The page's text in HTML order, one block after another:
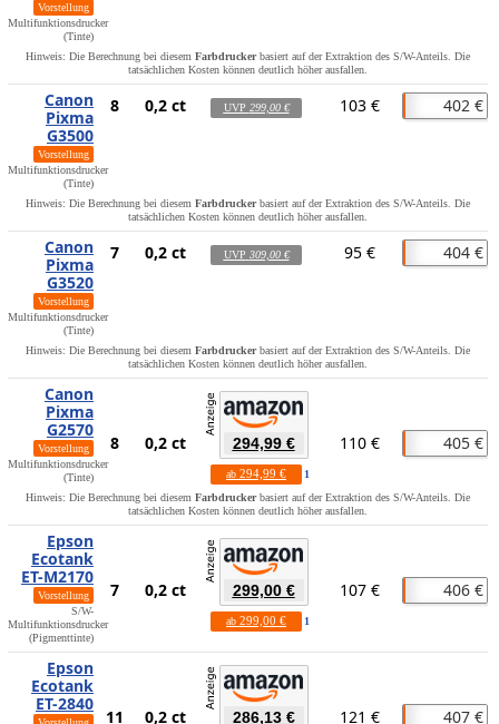
Vorstellung
Multifunktionsdrucker
(Tinte)
Hinweis: Die Berechnung bei diesem Farbdruckerbasiert auf der Extraktion des S/W-Anteils. Die
tatsächlichen Kosten können deutlich höher ausfallen.
Canon
Pixma
G3500
Vorstellung
Multifunktionsdrucker
(Tinte)
8 0,2 ct UVP 299,00 € 103 € 402 €
Hinweis: Die Berechnung bei diesem Farbdruckerbasiert auf der Extraktion des S/W-Anteils. Die
tatsächlichen Kosten können deutlich höher ausfallen.
Canon
Pixma
G3520
Vorstellung
Multifunktionsdrucker
(Tinte)
7 0,2 ct UVP 309,00 € 95 € 404 €
Hinweis: Die Berechnung bei diesem Farbdruckerbasiert auf der Extraktion des S/W-Anteils. Die
tatsächlichen Kosten können deutlich höher ausfallen.
Canon
Pixma
G2570
Vorstellung
Multifunktionsdrucker
(Tinte)
8 0,2 ct 294,99 €
ab 294,99 € 1
110 € 405 €
Hinweis: Die Berechnung bei diesem Farbdruckerbasiert auf der Extraktion des S/W-Anteils. Die
tatsächlichen Kosten können deutlich höher ausfallen.
Epson
Ecotank
ET-M2170
Vorstellung
S/W-
Multifunktionsdrucker
(Pigmenttinte)
7 0,2 ct 299,00 €
ab 299,00 € 1
107 € 406 €
Epson
Ecotank
ET-2840
11 0,2 ct 286,13 € 121 € 407 €